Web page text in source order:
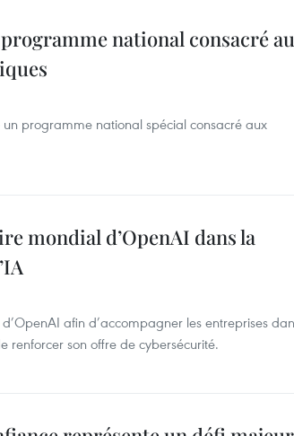
national consacré
programme national spécial consacré aux
mondial d’OpenAI dans la
afin d’accompagner les entreprises
renforcer son offre de cybersécurité.